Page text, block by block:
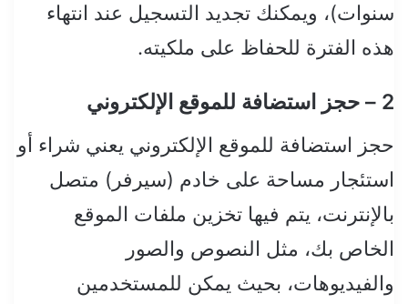
سنوات)، ويمكنك تجديد التسجيل عند انتهاء
هذه الفترة للحفاظ على ملكيته.
2 – حجز استضافة للموقع الإلكتروني
حجز استضافة للموقع الإلكتروني يعني شراء أو
استئجار مساحة على خادم (سيرفر) متصل
بالإنترنت، يتم فيها تخزين ملفات الموقع
الخاص بك، مثل النصوص والصور
والفيديوهات، بحيث يمكن للمستخدمين